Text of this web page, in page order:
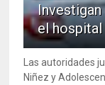
el hospital
Las autoridades
Niñez y